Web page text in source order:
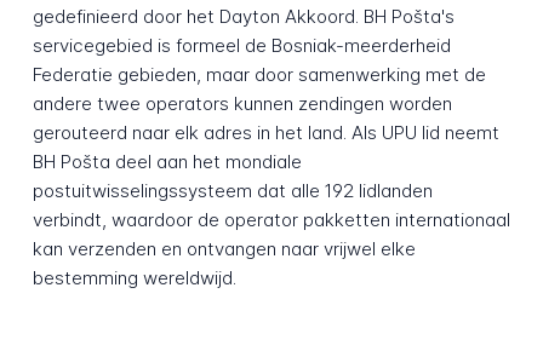
gedefinieerd door het Dayton Akkoord. BH Pošta's
servicegebied is formeel de Bosniak-meerderheid
Federatie gebieden, maar door samenwerking met de
andere twee operators kunnen zendingen worden
gerouteerd naar elk adres in het land. Als UPU lid neemt
BH Pošta deel aan het mondiale
postuitwisselingssysteem dat alle 192 lidlanden
verbindt, waardoor de operator pakketten internationaal
kan verzenden en ontvangen naar vrijwel elke
bestemming wereldwijd.